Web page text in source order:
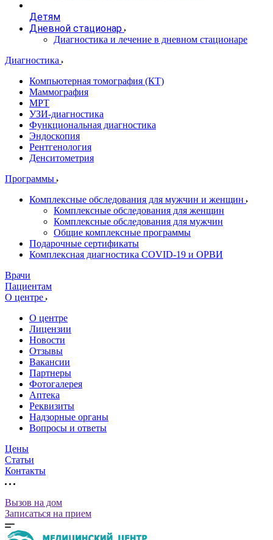
Детям
Дневной стационар
Диагностика и лечение в дневном стационаре
Диагностика
Компьютерная томография (КТ)
Маммография
МРТ
УЗИ-диагностика
Функциональная диагностика
Эндоскопия
Рентгенология
Денситометрия
Программы
Комплексные обследования для мужчин и женщин
Комплексные обследования для женщин
Комплексные обследования для мужчин
Общие комплексные программы
Подарочные сертификаты
Комплексная диагностика COVID-19 и ОРВИ
Врачи
Пациентам
О центре
О центре
Лицензии
Новости
Отзывы
Вакансии
Партнеры
Фотогалерея
Аптека
Реквизиты
Надзорные органы
Вопросы и ответы
Цены
Статьи
Контакты
Вызов на дом
Записаться на прием